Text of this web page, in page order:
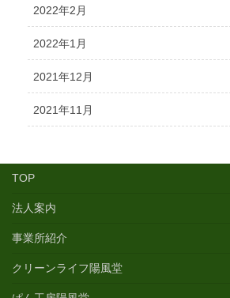
2022年2月
2022年1月
2021年12月
2021年11月
TOP
法人案内
事業所紹介
クリーンライフ陽風堂